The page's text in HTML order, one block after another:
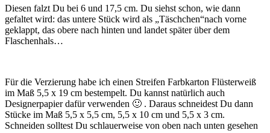
Diesen falzt Du bei 6 und 17,5 cm. Du siehst schon, wie dann
gefaltet wird: das untere Stück wird als „Täschchen“nach vorne
geklappt, das obere nach hinten und landet später über dem
Flaschenhals…
Für die Verzierung habe ich einen Streifen Farbkarton Flüsterweiß
im Maß 5,5 x 19 cm bestempelt. Du kannst natürlich auch
Designerpapier dafür verwenden 🙂 . Daraus schneidest Du dann
Stücke im Maß 5,5 x 5,5 cm, 5,5 x 10 cm und 5,5 x 3 cm.
Schneiden solltest Du schlauerweise von oben nach unten gesehen